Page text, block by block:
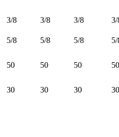
3/8 3/8 3/8
3/
5/8 5/8 5/8
5/
50 50 50 50
30 30 30 30